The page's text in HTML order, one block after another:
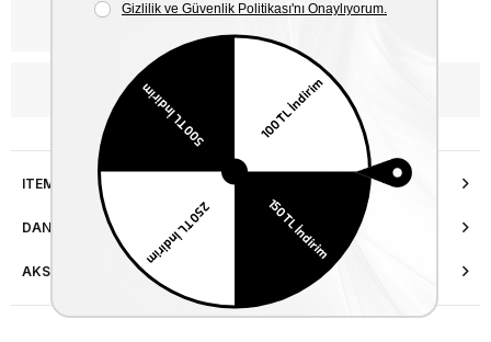
WhatsApp’tan Bilgi Al
ITEM FEATURES
DANIŞMA HATTI
AKSESUAR ONARIMI